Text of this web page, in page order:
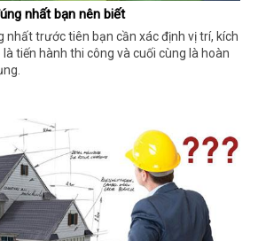
nhất bạn nên biết
nhất trước tiên bạn cần xác định vị trí, kích
tiến hành thi công và cuối cùng là hoàn